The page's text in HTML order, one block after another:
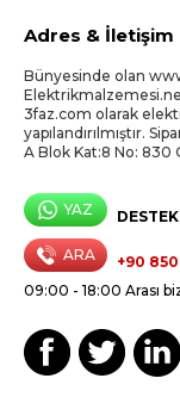
Adres & İletişim
Bünyesinde olan
3faz.com olarak
yapılandırılmıştır.
A Blok Kat:8 No: 830
YAZ
ARA
+90
09:00 - 18:00 Arası